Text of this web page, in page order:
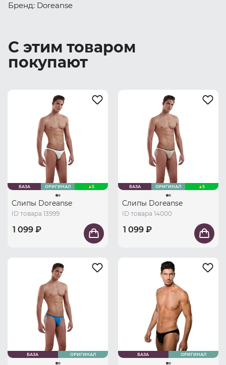
Бренд: Doreanse
С этим товаром
покупают
БАЗА ОРИГИНАЛ S
Слипы Doreanse
ID товара 13999
1 099 ₽
БАЗА ОРИГИНАЛ S
Слипы Doreanse
ID товара 14000
1 099 ₽
БАЗА ОРИГИНАЛ БАЗА ОРИГИНАЛ